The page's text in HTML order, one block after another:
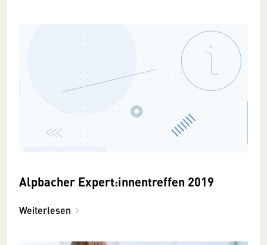
Alpbacher Expert:innentreffen 2019
Weiterlesen